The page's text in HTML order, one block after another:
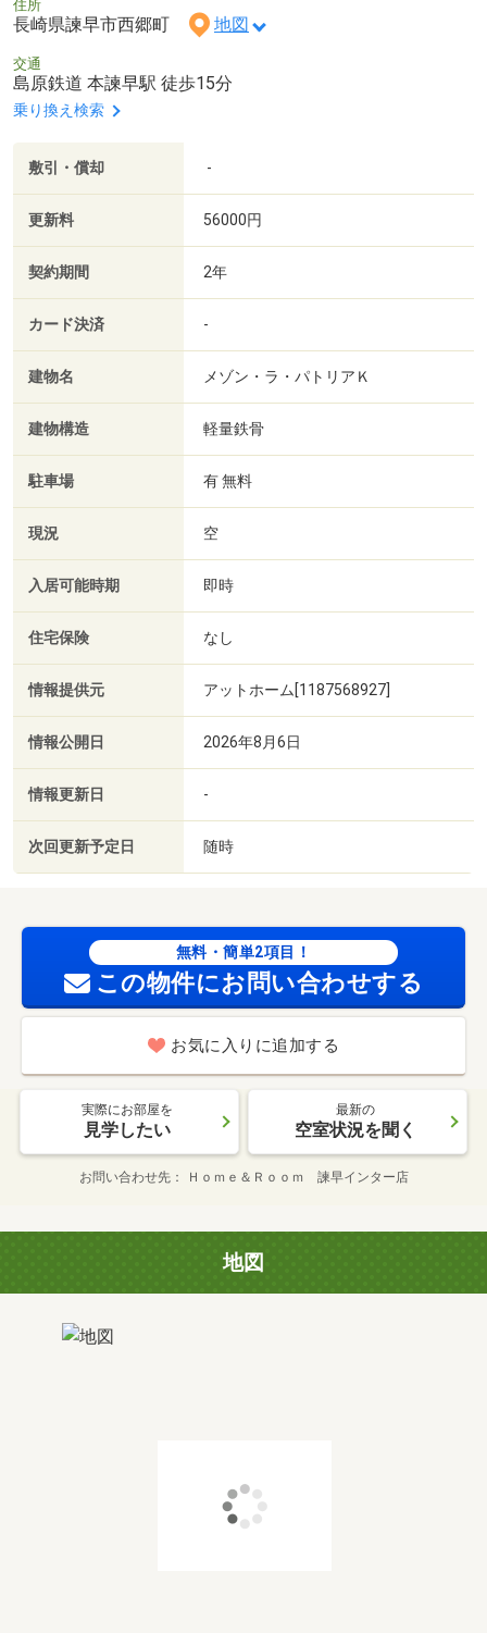
住所
長崎県諫早市西郷町 地図
交通
島原鉄道 本諫早駅 徒歩15分
乗り換え検索
敷引・償却 -
更新料 56000円
契約期間 2年
カード決済 -
建物名 メゾン・ラ・パトリアＫ
建物構造 軽量鉄骨
駐車場 有 無料
現況 空
入居可能時期 即時
住宅保険 なし
情報提供元 アットホーム[1187568927]
情報公開日 2026年8月6日
情報更新日 -
次回更新予定日 随時
無料・簡単2項目！
この物件にお問い合わせする
お気に入りに追加する
実際にお部屋を
見学したい
最新の
空室状況を聞く
お問い合わせ先 Ｈｏｍｅ＆Ｒｏｏｍ 諫早インター店
地図